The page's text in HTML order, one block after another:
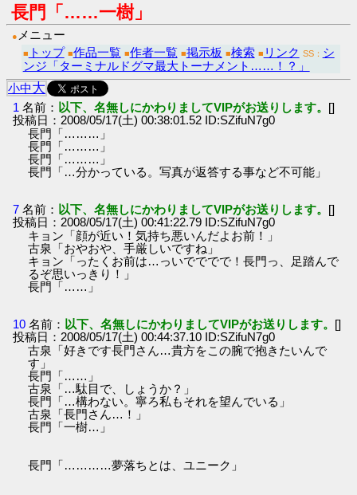
長門「……一樹」
● メニュー
■ トップ ■作品一覧 ■作者一覧 ■掲示板 ■検索 ■ リンク SS： シ
ンジ「ターミナルドグマ最大トーナメント……！？」
小中大
1 名前： 以下、名無しにかわりましてVIPがお送りします。 []
投稿日：2008/05/17(土) 00:38:01.52 ID:SZifuN7g0
長門「………」
長門「………」
長門「………」
長門「…分かっている。写真が返答する事など不可能」
7 名前： 以下、名無しにかわりましてVIPがお送りします。 []
投稿日：2008/05/17(土) 00:41:22.79 ID:SZifuN7g0
キョン「顔が近い！気持ち悪いんだよお前！」
古泉「おやおや、手厳しいですね」
キョン「ったくお前は…っいでででで！長門っ、足踏んで
るぞ思いっきり！」
長門「……」
10 名前： 以下、名無しにかわりましてVIPがお送りします。 []
投稿日：2008/05/17(土) 00:44:37.10 ID:SZifuN7g0
古泉「好きです長門さん…貴方をこの腕で抱きたいんで
す」
長門「……」
古泉「…駄目で、しょうか？」
長門「…構わない。寧ろ私もそれを望んでいる」
古泉「長門さん…！」
長門「一樹…」
長門「…………夢落ちとは、ユニーク」